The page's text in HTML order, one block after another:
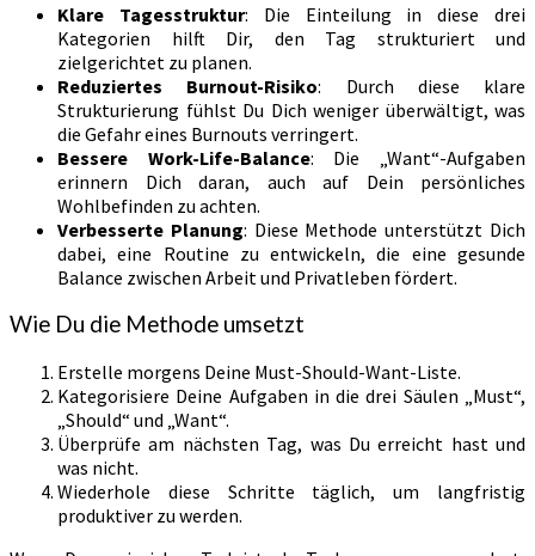
Klare Tagesstruktur: Die Einteilung in diese drei
Kategorien hilft Dir, den Tag strukturiert und
zielgerichtet zu planen.
Reduziertes Burnout-Risiko: Durch diese klare
Strukturierung fühlst Du Dich weniger überwältigt, was
die Gefahr eines Burnouts verringert.
Bessere Work-Life-Balance: Die „Want“-Aufgaben
erinnern Dich daran, auch auf Dein persönliches
Wohlbefinden zu achten.
Verbesserte Planung: Diese Methode unterstützt Dich
dabei, eine Routine zu entwickeln, die eine gesunde
Balance zwischen Arbeit und Privatleben fördert.
Wie Du die Methode umsetzt
Erstelle morgens Deine Must-Should-Want-Liste.
Kategorisiere Deine Aufgaben in die drei Säulen „Must“,
„Should“ und „Want“.
Überprüfe am nächsten Tag, was Du erreicht hast und
was nicht.
Wiederhole diese Schritte täglich, um langfristig
produktiver zu werden.